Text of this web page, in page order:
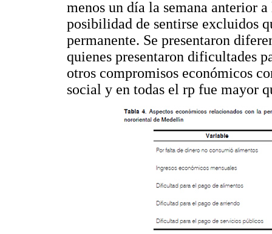
menos un día la semana anterior
posibilidad de sentirse excluidos
permanente. Se presentaron
quienes presentaron dificultades
otros compromisos económicos
social y en todas el rp fue mayor